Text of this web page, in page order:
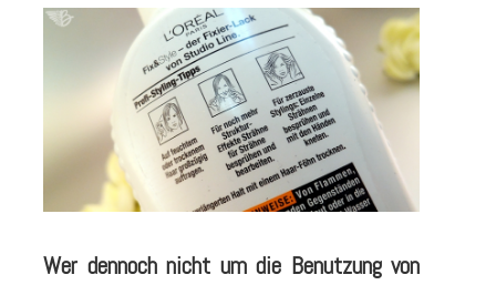
Wer dennoch nicht um die Benutzung von